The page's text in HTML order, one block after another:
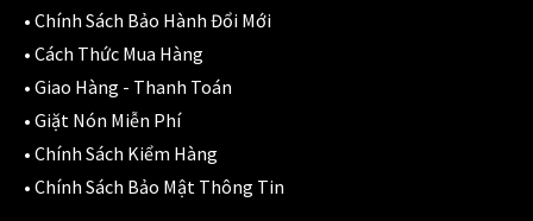
• Chính Sách Bảo Hành Đổi Mới
• Cách Thức Mua Hàng
• Giao Hàng - Thanh Toán
• Giặt Nón Miễn Phí
• Chính Sách Kiểm Hàng
• Chính Sách Bảo Mật Thông Tin